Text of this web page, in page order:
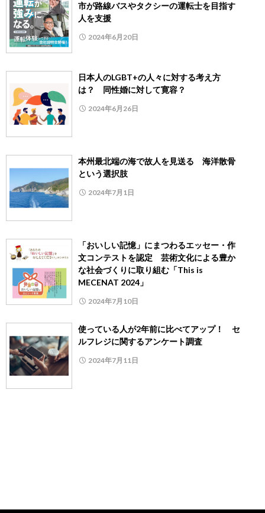
市が路線バスやタクシーの運転士を目指す
人を支援
2024年6月20日
日本人のLGBT+の人々に対する考え方
は？ 同性婚に対して寛容？
2024年6月26日
本州最北端の海で故人を見送る 海洋散骨
という選択肢
2024年7月1日
「おいしい記憶」にまつわるエッセー・作
文コンテストを認定 芸術文化による豊か
な社会づくりに取り組む「This is
MECENAT 2024」
2024年7月10日
使っている人が2年前に比べてアップ！ セ
ルフレジに関するアンケート調査
2024年7月11日